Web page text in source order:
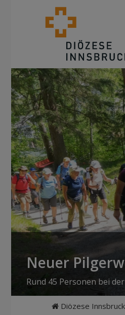
Neuer
Rund 45 Personen bei
Diözese Innsbruck